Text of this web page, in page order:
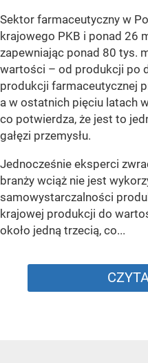
Sektor farmaceutyczny w
krajowego PKB i ponad 26
zapewniając ponad 80 tys.
wartości – od produkcji po
produkcji farmaceutycznej
a w ostatnich pięciu latach
co potwierdza, że jest to
gałęzi przemysłu.
Jednocześnie eksperci
branży wciąż nie jest
samowystarczalności
krajowej produkcji do
około jedną trzecią, co...